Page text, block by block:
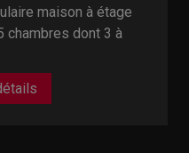
maison à étage
chambres dont 3 à